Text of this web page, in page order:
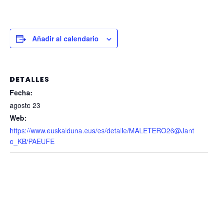
Añadir al calendario
DETALLES
Fecha:
agosto 23
Web:
https://www.euskalduna.eus/es/detalle/MALETERO26@Jant
o_KB/PAEUFE